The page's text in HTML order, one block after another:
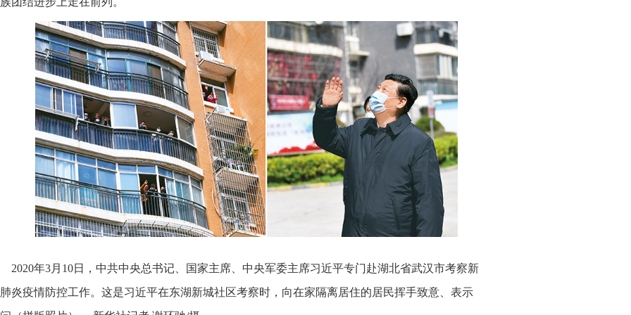
2020年3月10日，中共中央总书记、国家主席、中央军委主席习近平专门赴湖北省武汉市考察新
炎疫情防控工作。这是习近平在东湖新城社区考察时，向在家隔离居住的居民挥手致意、表示